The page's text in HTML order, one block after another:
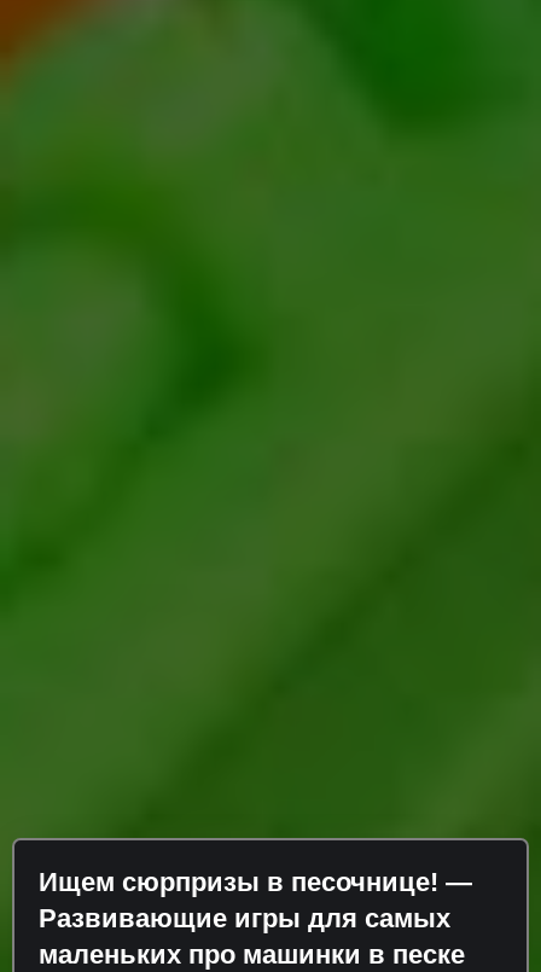
Ищем сюрпризы в песочнице! —
Развивающие игры для самых
маленьких про машинки в песке